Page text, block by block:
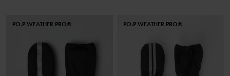
PO.P WEATHER PRO® PO.P WEATHER PRO®